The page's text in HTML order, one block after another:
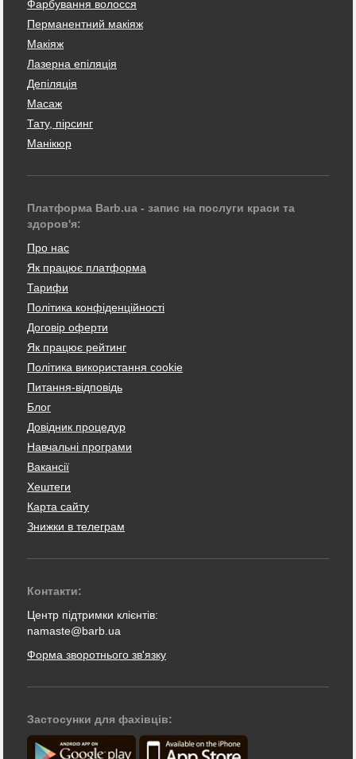
Фарбування волосся
Перманентний макіяж
Макіяж
Лазерна епіляція
Депіляція
Масаж
Тату, пірсинг
Манікюр
Платформа Barb.ua - запис на послуги краси та
здоров'я:
Про нас
Як працює платформа
Тарифи
Політика конфіденційності
Договір оферти
Як працює рейтинг
Політика використання cookie
Питання-відповідь
Блог
Довідник процедур
Навчальні програми
Вакансії
Хештеги
Карта сайту
Знижки в телеграм
Контакти:
Центр підтримки клієнтів:
namaste@barb.ua
Форма зворотнього зв'язку
Застосунки для фахівців: